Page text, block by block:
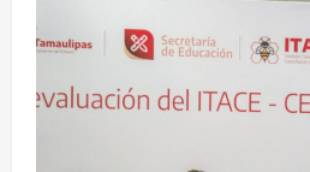
2 agosto 9, 2026
Melanie